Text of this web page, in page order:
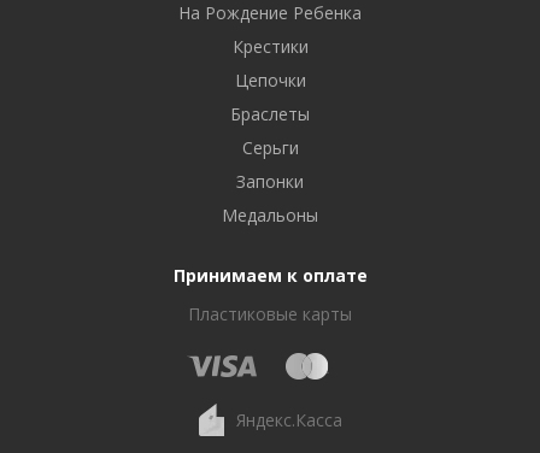
На Рождение Ребенка
Крестики
Цепочки
Браслеты
Серьги
Запонки
Медальоны
Принимаем к оплате
Пластиковые карты
Яндекс.Касса